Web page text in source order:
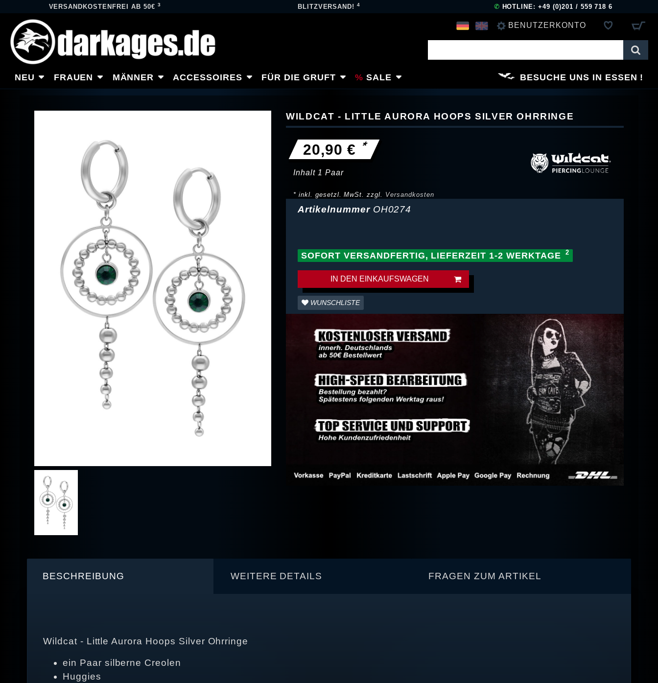
VERSANDKOSTENFREI AB 50€ 3 BLITZVERSAND!4 ✆ HOTLINE: +49 (0)201 / 559 718 6
BENUTZERKONTO
REGISTRIEREN
NEU FRAUEN MÄNNER ACCESSOIRES FÜR DIE GRUFT SALE BESUCHE UNS IN ESSEN
WILDCAT - LITTLE AURORA HOOPS SILVER OHRRINGE
20,90 € *
Inhalt 1 Paar
* inkl. gesetzl. MwSt. zzgl. Versandkosten
Artikelnummer OH0274
SOFORT VERSANDFERTIG, LIEFERZEIT 1-2 WERKTAGE
IN DEN EINKAUFSWAGEN
WUNSCHLISTE
BESCHREIBUNG WEITERE DETAILS FRAGEN ZUM ARTIKEL
Wildcat - Little Aurora Hoops Silver Ohrringe
ein Paar silberne Creolen
Huggies